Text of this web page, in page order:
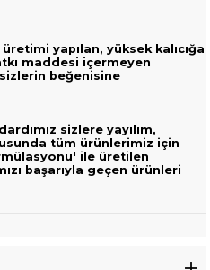
yapılan, yüksek kalıcığa
maddesi içermeyen
beğenisine
sizlere yayılım,
tüm ürünlerimiz için
ile üretilen
başarıyla geçen ürünleri